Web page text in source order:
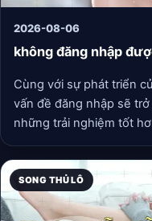
2026-08-06
không đăng nhập
Cùng với sự phát triển
vấn đề đăng nhập sẽ
những trải nghiệm tốt
tuyến.
SONG THỦ LÔ